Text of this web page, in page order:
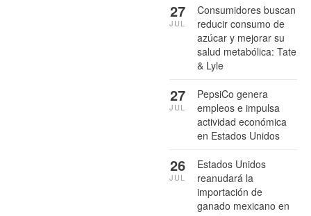
Consumidores buscan
reducir consumo de
azúcar y mejorar su
salud metabólica: Tate
& Lyle
27
JUL
PepsiCo genera
empleos e impulsa
actividad económica
en Estados Unidos
27
JUL
Estados Unidos
reanudará la
importación de
ganado mexicano en
26
JUL